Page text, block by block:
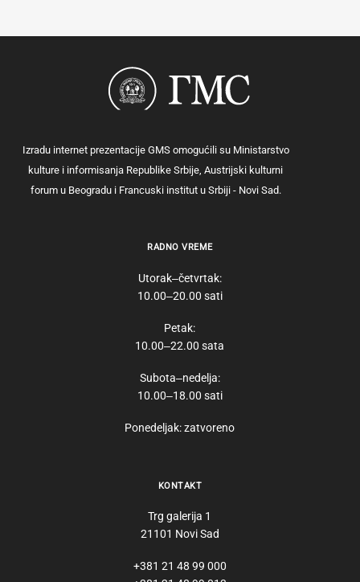
Izradu internet prezentacije GMS omogućili su Ministarstvo
kulture i informisanja Republike Srbije, Austrijski kulturni
forum u Beogradu i Francuski institut u Srbiji - Novi Sad.
RADNO VREME
Utorak‒četvrtak:
10.00‒20.00 sati
Petak:
10.00‒22.00 sata
Subota‒nedelja:
10.00‒18.00 sati
Ponedeljak: zatvoreno
KONTAKT
Trg galerija 1
21101 Novi Sad
+381 21 48 99 000